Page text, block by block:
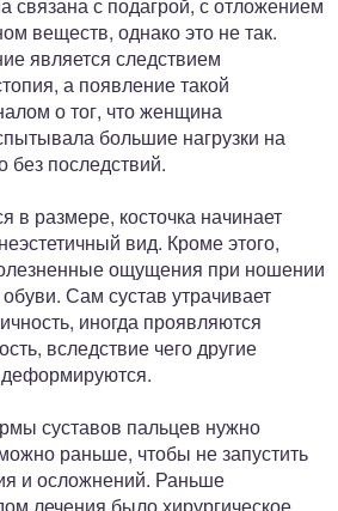
веществ, однако это не так.
является следствием
а появление такой
о тог, что женщина
большие нагрузки на
без последствий.
в размере, косточка начинает
вид. Кроме этого,
ощущения при ношении
Сам сустав утрачивает
иногда проявляются
вследствие чего другие
суставов пальцев нужно
раньше, чтобы не запустить
и осложнений. Раньше